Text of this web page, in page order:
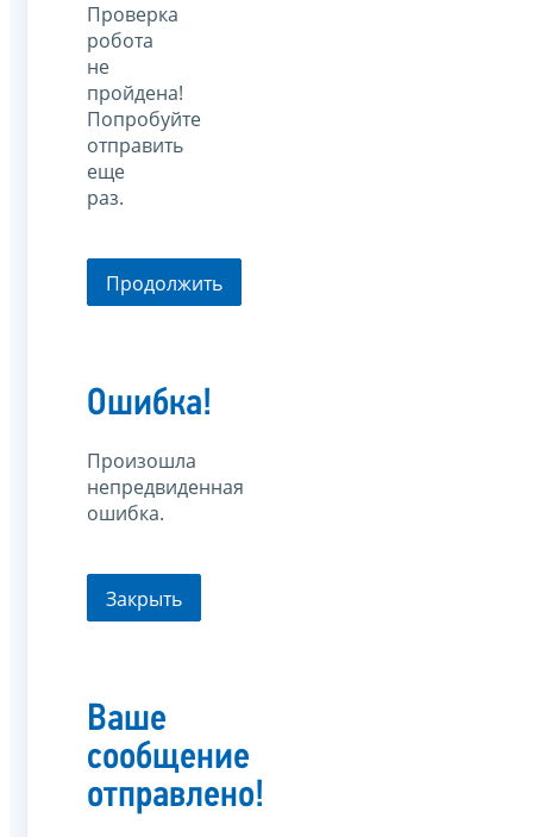
Проверка
робота
не
пройдена!
Попробуйте
отправить
еще
раз.
Продолжить
Ошибка!
Произошла
непредвиденная
ошибка.
Закрыть
Ваше
сообщение
отправлено!